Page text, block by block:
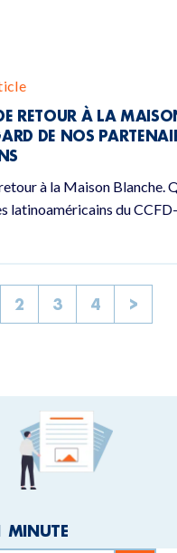
RETOUR À LA
DE NOS
à la Maison Blanche.
latinoaméricains du
2 3 4 >
MINUTE